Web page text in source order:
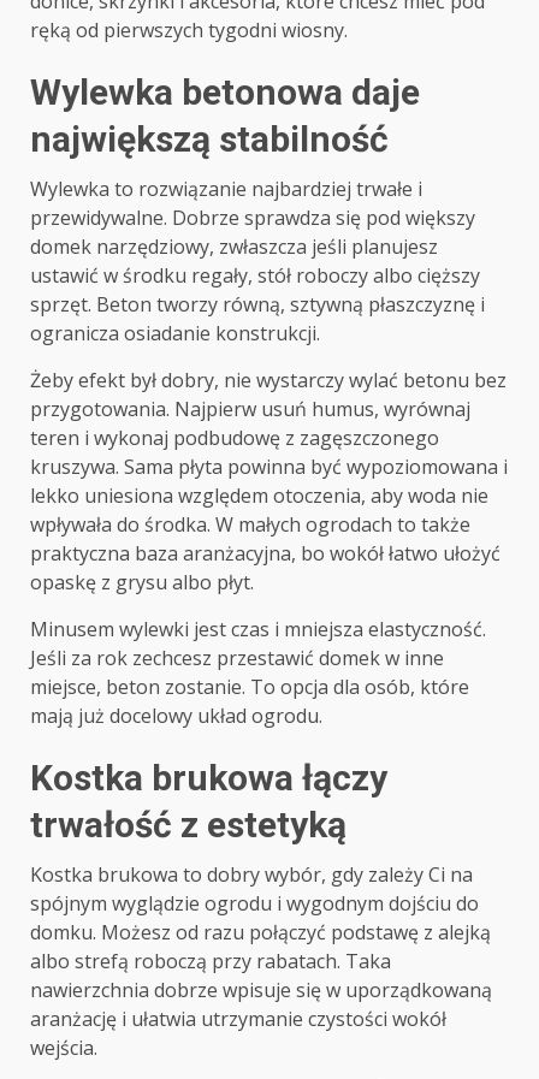
ręką od pierwszych tygodni wiosny.
Wylewka betonowa daje
największą stabilność
Wylewka to rozwiązanie najbardziej trwałe i
przewidywalne. Dobrze sprawdza się pod większy
domek narzędziowy, zwłaszcza jeśli planujesz
ustawić w środku regały, stół roboczy albo cięższy
sprzęt. Beton tworzy równą, sztywną płaszczyznę i
ogranicza osiadanie konstrukcji.
Żeby efekt był dobry, nie wystarczy wylać betonu bez
przygotowania. Najpierw usuń humus, wyrównaj
teren i wykonaj podbudowę z zagęszczonego
kruszywa. Sama płyta powinna być wypoziomowana i
lekko uniesiona względem otoczenia, aby woda nie
wpływała do środka. W małych ogrodach to także
praktyczna baza aranżacyjna, bo wokół łatwo ułożyć
opaskę z grysu albo płyt.
Minusem wylewki jest czas i mniejsza elastyczność.
Jeśli za rok zechcesz przestawić domek w inne
miejsce, beton zostanie. To opcja dla osób, które
mają już docelowy układ ogrodu.
Kostka brukowa łączy
trwałość z estetyką
Kostka brukowa to dobry wybór, gdy zależy Ci na
spójnym wyglądzie ogrodu i wygodnym dojściu do
domku. Możesz od razu połączyć podstawę z alejką
albo strefą roboczą przy rabatach. Taka
nawierzchnia dobrze wpisuje się w uporządkowaną
aranżację i ułatwia utrzymanie czystości wokół
wejścia.